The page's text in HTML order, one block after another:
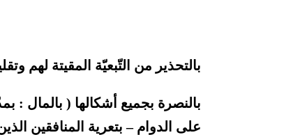
بالتحذير من التّبعيّة المقيتة لهم
بالنصرة بجميع أشكالها ( بالمال :
على الدوام – بتعرية المنافقين